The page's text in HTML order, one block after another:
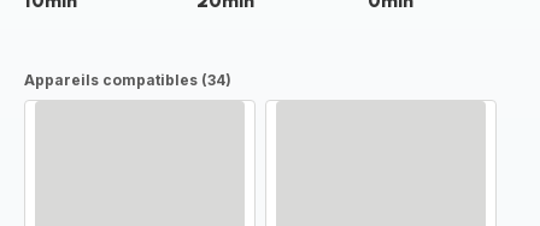
Appareils compatibles (34)